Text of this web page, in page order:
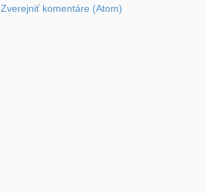
Zverejniť komentáre (Atom)